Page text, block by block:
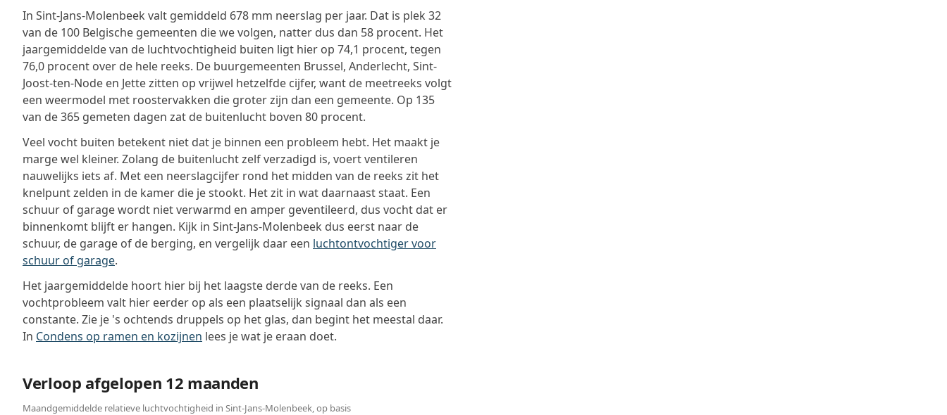
In Sint-Jans-Molenbeek valt gemiddeld 678 mm neerslag per jaar. Dat is plek 32
van de 100 Belgische gemeenten die we volgen, natter dus dan 58 procent. Het
jaargemiddelde van de luchtvochtigheid buiten ligt hier op 74,1 procent, tegen
76,0 procent over de hele reeks. De buurgemeenten Brussel, Anderlecht, Sint-
Joost-ten-Node en Jette zitten op vrijwel hetzelfde cijfer, want de meetreeks volgt
een weermodel met roostervakken die groter zijn dan een gemeente. Op 135
van de 365 gemeten dagen zat de buitenlucht boven 80 procent.
Veel vocht buiten betekent niet dat je binnen een probleem hebt. Het maakt je
marge wel kleiner. Zolang de buitenlucht zelf verzadigd is, voert ventileren
nauwelijks iets af. Met een neerslagcijfer rond het midden van de reeks zit het
knelpunt zelden in de kamer die je stookt. Het zit in wat daarnaast staat. Een
schuur of garage wordt niet verwarmd en amper geventileerd, dus vocht dat er
binnenkomt blijft er hangen. Kijk in Sint-Jans-Molenbeek dus eerst naar de
schuur, de garage of de berging, en vergelijk daar een luchtontvochtiger voor
schuur of garage.
Het jaargemiddelde hoort hier bij het laagste derde van de reeks. Een
vochtprobleem valt hier eerder op als een plaatselijk signaal dan als een
constante. Zie je 's ochtends druppels op het glas, dan begint het meestal daar.
In Condens op ramen en kozijnen lees je wat je eraan doet.
Verloop afgelopen 12 maanden
Maandgemiddelde relatieve luchtvochtigheid in Sint-Jans-Molenbeek, op basis